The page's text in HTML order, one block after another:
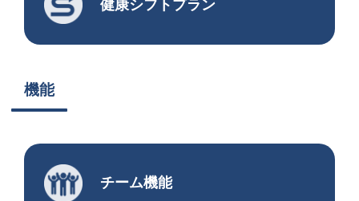
健康シフトプラン
機能
チーム機能